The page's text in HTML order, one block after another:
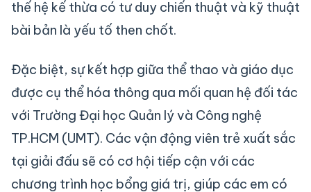
thế hệ kế thừa có tư duy chiến thuật và kỹ thuật
bài bản là yếu tố then chốt.
Đặc biệt, sự kết hợp giữa thể thao và giáo dục
được cụ thể hóa thông qua mối quan hệ đối tác
với Trường Đại học Quản lý và Công nghệ
TP.HCM (UMT). Các vận động viên trẻ xuất sắc
tại giải đấu sẽ có cơ hội tiếp cận với các
chương trình học bổng giá trị, giúp các em có